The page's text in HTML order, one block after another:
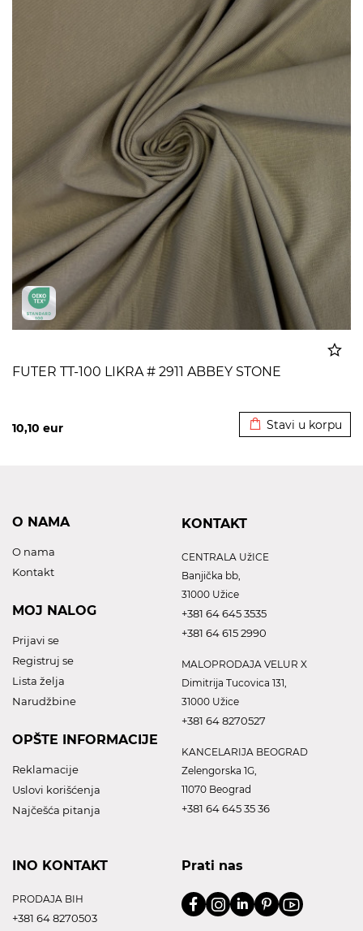
FUTER TT-100 LIKRA # 2911 ABBEY STONE
10,10 eur Stavi u korpu
O NAMA
O nama
Kontakt
MOJ NALOG
Prijavi se
Registruj se
Lista želja
Narudžbine
OPŠTE INFORMACIJE
Reklamacije
Uslovi korišćenja
Najčešća pitanja
KONTAKT
CENTRALA UžICE
Banjička bb,
31000 Užice
+381 64 645 3535
+381 64 615 2990
MALOPRODAJA VELUR X
Dimitrija Tucovica 131,
31000 Užice
+381 64 8270527
KANCELARIJA BEOGRAD
Zelengorska 1G,
11070 Beograd
+381 64 645 35 36
INO KONTAKT
PRODAJA BIH
+381 64 8270503
Prati nas